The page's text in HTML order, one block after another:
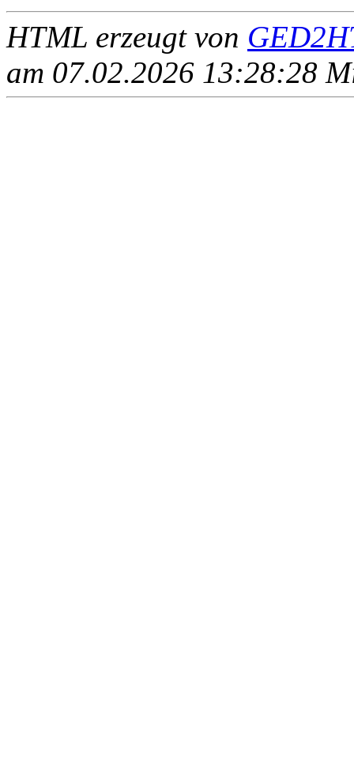
HTML erzeugt von
am 07.02.2026 13:28:28